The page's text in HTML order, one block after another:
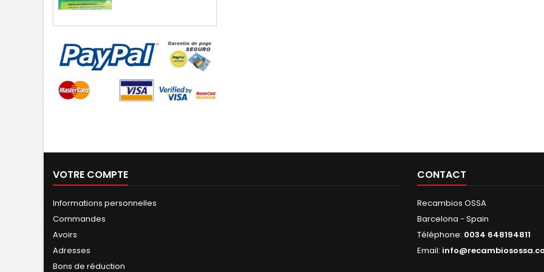
VOTRE COMPTE
Informations personnelles
Commandes
Avoirs
Adresses
Bons de réduction
CONTACT
Recambios OSSA
Barcelona - Spain
Téléphone: 0034 648194811
Email: